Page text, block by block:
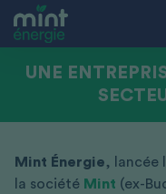
UNE
Mint Énergie, lancée
la société Mint (ex-